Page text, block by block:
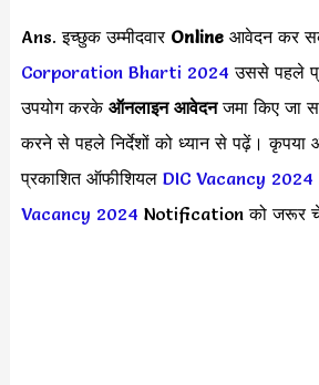
Ans. इच्छुक उम्मीदवार Online आवेदन कर
Corporation Bharti 2024 उससे पहले
उपयोग करके ऑनलाइन आवेदनजमा किए
करने से पहले निर्देशों को ध्यान से पढ़ें।
प्रकाशित ऑफीशियल DIC Vacancy 2024
Vacancy 2024 Notification को जरूर